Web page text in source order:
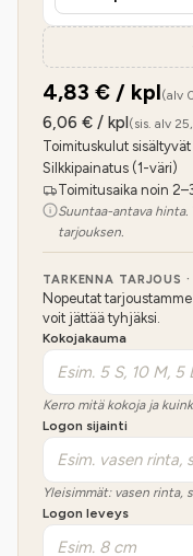
4,83 € / kpl(alv
6,06 € / kpl(sis. alv
Toimituskulut
Silkkipainatus (1-väri)
Toimitusaika noin
Suuntaa-antava hinta.
tarjouksen.
TARKENNA TARJOUS
Nopeutat
voit jättää tyhjäksi.
Kokojakauma
Kerro mitä kokoja ja
Logon sijainti
Yleisimmät: vasen rinta,
Logon leveys